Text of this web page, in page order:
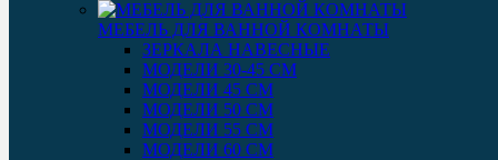
МЕБЕЛЬ ДЛЯ ВАННОЙ КОМНАТЫ
ЗЕРКАЛА НАВЕСНЫЕ
МОДЕЛИ 30-45 СМ
МОДЕЛИ 45 СМ
МОДЕЛИ 50 СМ
МОДЕЛИ 55 СМ
МОДЕЛИ 60 СМ